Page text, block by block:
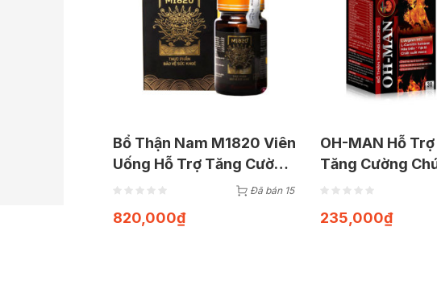
Bổ Thận Nam M1820 Viên
Uống Hỗ Trợ Tăng Cường
Sinh Lực Cho Nam GiớiĐã bán 15
820,000₫
OH-MAN Hỗ
Tăng Cường
Sinh Lý Cho
235,000₫